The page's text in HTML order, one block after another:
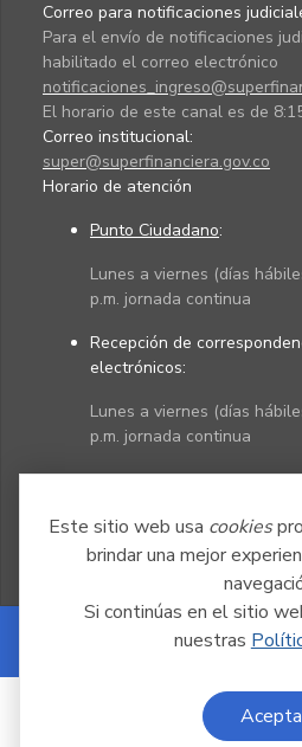
Este sitio web usa cookies
brindar una mejor
Si continúas en el sitio
nuestras
Correo para notificaciones
Para el envío de notificaciones
habilitado el correo electrónico
El horario de este canal es de
Correo institucional:
super@superfinanciera.gov.co
Horario de atención
Punto Ciudadano:
Lunes a viernes (días
p.m. jornada continua
Recepción de
electrónicos:
Lunes a viernes (días
p.m. jornada continua